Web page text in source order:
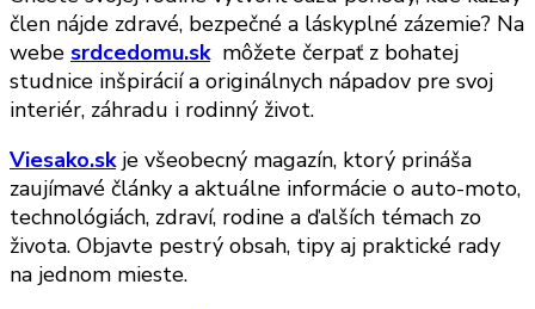
člen nájde zdravé, bezpečné a láskyplné zázemie? Na
webe srdcedomu.skmôžete čerpať z bohatej
studnice inšpirácií a originálnych nápadov pre svoj
interiér, záhradu i rodinný život.
Viesako.skje všeobecný magazín, ktorý prináša
zaujímavé články a aktuálne informácie o auto-moto,
technológiách, zdraví, rodine a ďalších témach zo
života. Objavte pestrý obsah, tipy aj praktické rady
na jednom mieste.